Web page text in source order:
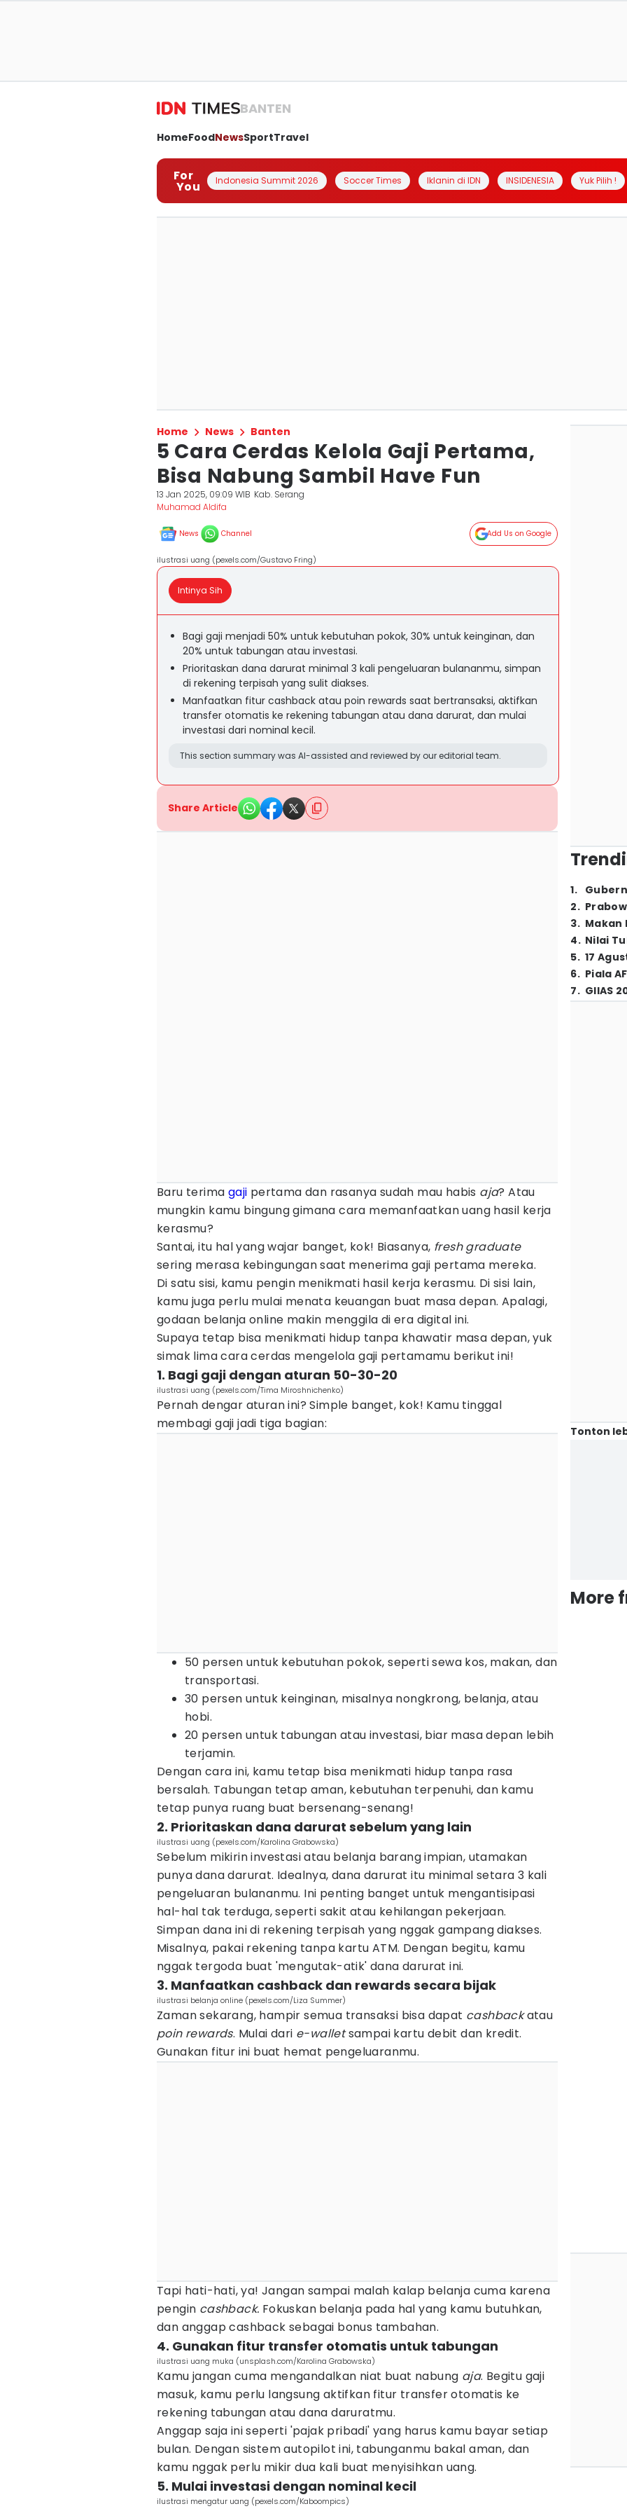
BANTEN
HomeFoodNewsSportTravel
For
You Indonesia Summit 2026 Soccer Times Iklanin di IDN INSIDENESIA Yuk Pilih !
Home News Banten
5 Cara Cerdas Kelola Gaji Pertama,
Bisa Nabung Sambil Have Fun
13 Jan 2025, 09:09 WIB Kab. Serang
Muhamad Aldifa
News Channel Add Us on Google
ilustrasi uang (pexels.com/Gustavo Fring)
Intinya Sih
Bagi gaji menjadi 50% untuk kebutuhan pokok, 30% untuk keinginan, dan
20% untuk tabungan atau investasi.
Prioritaskan dana darurat minimal 3 kali pengeluaran bulananmu, simpan
di rekening terpisah yang sulit diakses.
Manfaatkan fitur cashback atau poin rewards saat bertransaksi, aktifkan
transfer otomatis ke rekening tabungan atau dana darurat, dan mulai
investasi dari nominal kecil.
This section summary was AI-assisted and reviewed by our editorial team.
Share Article
Baru terima gaji pertama dan rasanya sudah mau habis aja? Atau
mungkin kamu bingung gimana cara memanfaatkan uang hasil kerja
kerasmu?
Santai, itu hal yang wajar banget, kok! Biasanya, fresh graduate
sering merasa kebingungan saat menerima gaji pertama mereka.
Di satu sisi, kamu pengin menikmati hasil kerja kerasmu. Di sisi lain,
kamu juga perlu mulai menata keuangan buat masa depan. Apalagi,
godaan belanja online makin menggila di era digital ini.
Supaya tetap bisa menikmati hidup tanpa khawatir masa depan, yuk
simak lima cara cerdas mengelola gaji pertamamu berikut ini!
1. Bagi gaji dengan aturan 50-30-20
ilustrasi uang (pexels.com/Tima Miroshnichenko)
Pernah dengar aturan ini? Simple banget, kok! Kamu tinggal
membagi gaji jadi tiga bagian:
50 persen untuk kebutuhan pokok, seperti sewa kos, makan, dan
transportasi.
30 persen untuk keinginan, misalnya nongkrong, belanja, atau
hobi.
20 persen untuk tabungan atau investasi, biar masa depan lebih
terjamin.
Dengan cara ini, kamu tetap bisa menikmati hidup tanpa rasa
bersalah. Tabungan tetap aman, kebutuhan terpenuhi, dan kamu
tetap punya ruang buat bersenang-senang!
2. Prioritaskan dana darurat sebelum yang lain
ilustrasi uang (pexels.com/Karolina Grabowska)
Sebelum mikirin investasi atau belanja barang impian, utamakan
punya dana darurat. Idealnya, dana darurat itu minimal setara 3 kali
pengeluaran bulananmu. Ini penting banget untuk mengantisipasi
hal-hal tak terduga, seperti sakit atau kehilangan pekerjaan.
Simpan dana ini di rekening terpisah yang nggak gampang diakses.
Misalnya, pakai rekening tanpa kartu ATM. Dengan begitu, kamu
nggak tergoda buat 'mengutak-atik' dana darurat ini.
3. Manfaatkan cashback dan rewards secara bijak
ilustrasi belanja online (pexels.com/Liza Summer)
Zaman sekarang, hampir semua transaksi bisa dapat cashbackatau
poin rewards. Mulai dari e-walletsampai kartu debit dan kredit.
Gunakan fitur ini buat hemat pengeluaranmu.
Tapi hati-hati, ya! Jangan sampai malah kalap belanja cuma karena
pengin cashback. Fokuskan belanja pada hal yang kamu butuhkan,
dan anggap cashback sebagai bonus tambahan.
4. Gunakan fitur transfer otomatis untuk tabungan
ilustrasi uang muka (unsplash.com/Karolina Grabowska)
Kamu jangan cuma mengandalkan niat buat nabung aja. Begitu gaji
masuk, kamu perlu langsung aktifkan fitur transfer otomatis ke
rekening tabungan atau dana daruratmu.
Anggap saja ini seperti 'pajak pribadi' yang harus kamu bayar setiap
bulan. Dengan sistem autopilot ini, tabunganmu bakal aman, dan
kamu nggak perlu mikir dua kali buat menyisihkan uang.
5. Mulai investasi dengan nominal kecil
ilustrasi mengatur uang (pexels.com/Kaboompics)
1.
2.
3. Makan
4. Nilai
5. 17
6. Piala
7. GIIAS
Tonton
More